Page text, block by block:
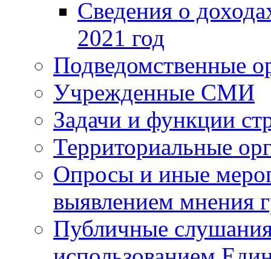
Сведения о
2021 год
Подведомственные
Учрежденные СМИ
Задачи и функции
Территориальные
Опросы и иные
выявлением мнения
Публичные